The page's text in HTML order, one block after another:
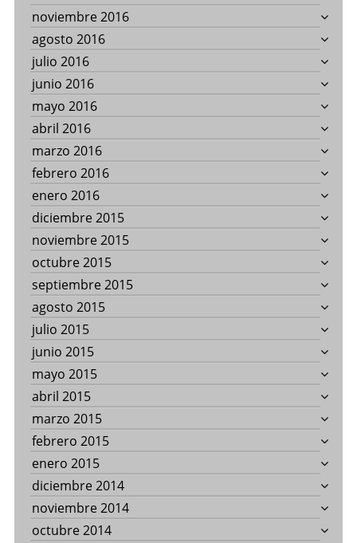
noviembre 2016
agosto 2016
julio 2016
junio 2016
mayo 2016
abril 2016
marzo 2016
febrero 2016
enero 2016
diciembre 2015
noviembre 2015
octubre 2015
septiembre 2015
agosto 2015
julio 2015
junio 2015
mayo 2015
abril 2015
marzo 2015
febrero 2015
enero 2015
diciembre 2014
noviembre 2014
octubre 2014